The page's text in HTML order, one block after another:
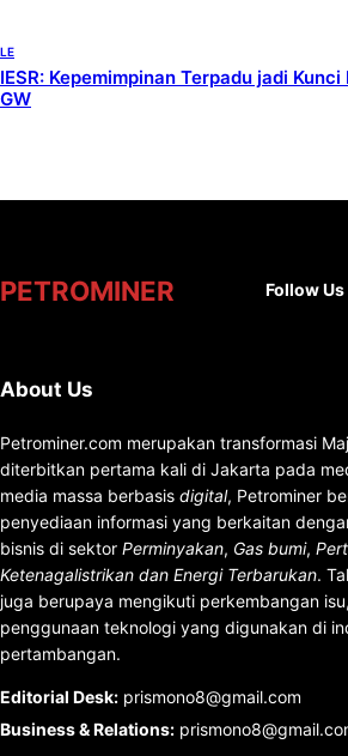
LE
IESR: Kepemimpinan Terpadu jadi
GW
PETROMINER Follow Us
About Us
Petrominer.com merupakan transformasi
diterbitkan pertama kali di Jakarta pada
media massa berbasis digital, Petrominer
penyediaan informasi yang berkaitan
bisnis di sektor Perminyakan, Gas bumi,
Ketenagalistrikan dan Energi Terbarukan.
juga berupaya mengikuti perkembangan
penggunaan teknologi yang digunakan di
pertambangan.
Editorial Desk: prismono8@gmail.com
Business & Relations: